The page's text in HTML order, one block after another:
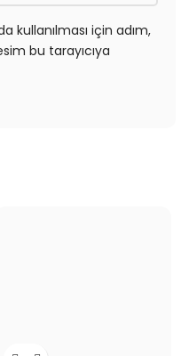
kullanılması için adım,
bu tarayıcıya